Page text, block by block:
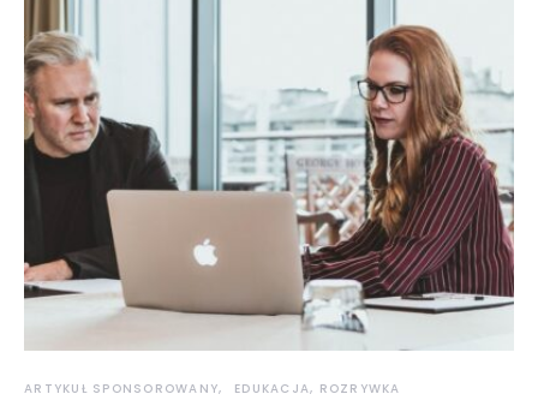
ARTYKUŁ SPONSOROWANY EDUKACJA, ROZRYWKA